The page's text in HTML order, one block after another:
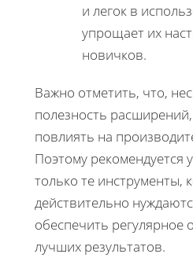
и легок в
упрощает их
новичков.
Важно отметить, что,
полезность
повлиять на
Поэтому рекомендуется
только те инструменты,
действительно
обеспечить регулярное
лучших результатов.